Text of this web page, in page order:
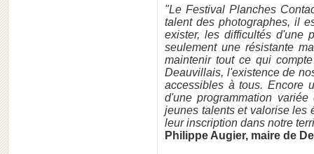
"Le Festival Planches
talent des photographes, il
exister, les difficultés d'une
seulement une résistante
maintenir tout ce qui
Deauvillais, l'existence de
accessibles à tous. Encore
d'une programmation
jeunes talents et valorise les
leur inscription dans notre
Philippe Augier, maire de